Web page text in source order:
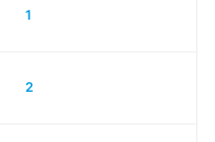
1
2